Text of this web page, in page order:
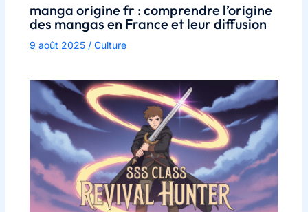
manga origine fr : comprendre l’origine
des mangas en France et leur diffusion
9 août 2025 / Culture